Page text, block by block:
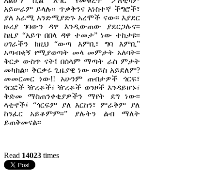
አይሠራም ይላሉ፡፡ ጥቃቅንና አነስተኛ ችግሮች፣
ያለ አራሚ አንድሚያድጉ አረሞች ናው፡፡ እያደር
ዙሪያ ገባውን ዳዋ እንዲውጠው ያደርጋሉና፡፡
ከዚያ “አይጥ በበላ ዳዋ ተመታ” ነው ተከታዩ፡፡
ሀገራችን ከዚህ “ውጣ እምቢ፣ ግባ እምቢ”
አጣብቂኝ የሚያወጣት መላ መምታት አለባት፡፡
ቅርቃ ውስጥ ናት፤ በሰላም ማጣት ራስ ምታት
መካከል፡፡ ቅርቃሩ ጊዜያዊ ነው ወይስ አይደለም?
መመርመር ነው!! አሁንም ጠብታዎች ጎርፍ፣
ጎርፎች ዥረቶች፣ ዥረቶች ወንዞች እንዳይሆኑ፣
ቅድመ ማስጠንቀቂያዎችን ማየት ደግ ነው፡፡
ላቲኖች፤ “ጎርፍም ያለ እርከን፣ ምራቅም ያለ
ከንፈር አይቆምም፡፡” ያሉትን ልብ ማለት
ይጠቅመናል፡፡
Read 14023 times